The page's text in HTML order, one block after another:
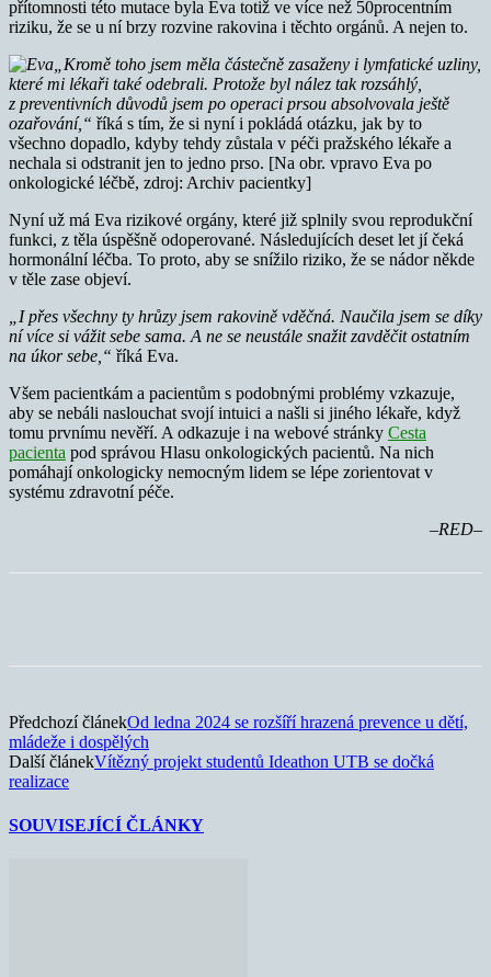
přítomnosti této mutace byla Eva totiž ve více než 50procentním
riziku, že se u ní brzy rozvine rakovina i těchto orgánů. A nejen to.
„Kromě toho jsem měla částečně zasaženy i lymfatické uzliny,
které mi lékaři také odebrali. Protože byl nález tak rozsáhlý,
z preventivních důvodů jsem po operaci prsou absolvovala ještě
ozařování,“ říká s tím, že si nyní i pokládá otázku, jak by to
všechno dopadlo, kdyby tehdy zůstala v péči pražského lékaře a
nechala si odstranit jen to jedno prso. [Na obr. vpravo Eva po
onkologické léčbě, zdroj: Archiv pacientky]
Nyní už má Eva rizikové orgány, které již splnily svou reprodukční
funkci, z těla úspěšně odoperované. Následujících deset let jí čeká
hormonální léčba. To proto, aby se snížilo riziko, že se nádor někde
v těle zase objeví.
„I přes všechny ty hrůzy jsem rakovině vděčná. Naučila jsem se díky
ní více si vážit sebe sama. A ne se neustále snažit zavděčit ostatním
na úkor sebe,“ říká Eva.
Všem pacientkám a pacientům s podobnými problémy vzkazuje,
aby se nebáli naslouchat svojí intuici a našli si jiného lékaře, když
tomu prvnímu nevěří. A odkazuje i na webové stránky Cesta
pacienta pod správou Hlasu onkologických pacientů. Na nich
pomáhají onkologicky nemocným lidem se lépe zorientovat v
systému zdravotní péče.
–RED–
Předchozí článekOd ledna 2024 se rozšíří hrazená prevence u dětí,
mládeže i dospělých
Další článekVítězný projekt studentů Ideathon UTB se dočká
realizace
SOUVISEJÍCÍ ČLÁNKY